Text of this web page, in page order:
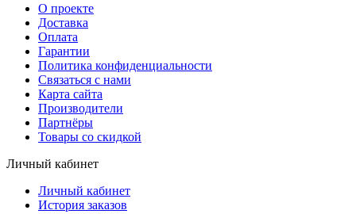
О проекте
Доставка
Оплата
Гарантии
Политика конфиденциальности
Связаться с нами
Карта сайта
Производители
Партнёры
Товары со скидкой
Личный кабинет
Личный кабинет
История заказов